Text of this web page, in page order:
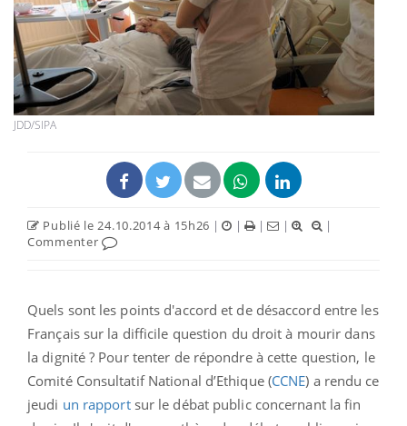
JDD/SIPA
Publié le 24.10.2014 à 15h26 | | | |
|
Commenter
Quels sont les points d'accord et de désaccord entre les
Français sur la difficile question du droit à mourir dans
la dignité ? Pour tenter de répondre à cette question, le
Comité Consultatif National d’Ethique (CCNE) a rendu ce
jeudi un rapportsur le débat public concernant la fin